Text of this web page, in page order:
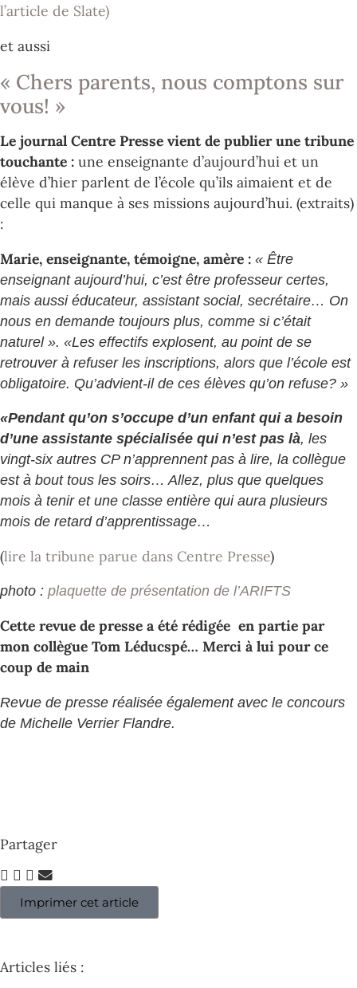
l’article de Slate)
et aussi
« Chers parents, nous comptons sur
vous! »
Le journal Centre Presse vient de publier une tribune
touchante : une enseignante d’aujourd’hui et un
élève d’hier parlent de l’école qu’ils aimaient et de
celle qui manque à ses missions aujourd’hui. (extraits)
:
Marie, enseignante, témoigne, amère : « Être
enseignant aujourd’hui, c’est être professeur certes,
mais aussi éducateur, assistant social, secrétaire… On
nous en demande toujours plus, comme si c’était
naturel ». «Les effectifs explosent, au point de se
retrouver à refuser les inscriptions, alors que l’école est
obligatoire. Qu’advient-il de ces élèves qu’on refuse? »
«Pendant qu’on s’occupe d’un enfant qui a besoin
d’une assistante spécialisée qui n’est pas là, les
vingt-six autres CP n’apprennent pas à lire, la collègue
est à bout tous les soirs… Allez, plus que quelques
mois à tenir et une classe entière qui aura plusieurs
mois de retard d’apprentissage…
(lire la tribune parue dans Centre Presse)
photo : plaquette de présentation de l’ARIFTS
Cette revue de presse a été rédigée en partie par
mon collègue Tom Léducspé… Merci à lui pour ce
coup de main
Revue de presse réalisée également avec le concours
de Michelle Verrier Flandre.
Partager
Imprimer cet article
Articles liés :